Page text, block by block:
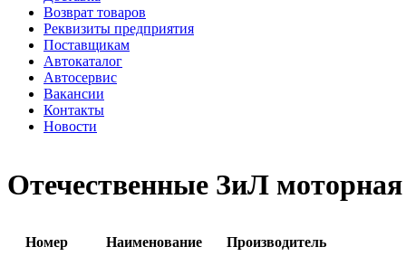
Возврат товаров
Реквизиты предприятия
Поставщикам
Автокаталог
Автосервис
Вакансии
Контакты
Новости
Отечественные ЗиЛ
Номер Наименование Производитель